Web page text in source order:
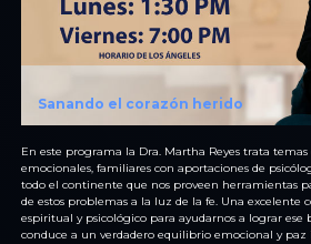
Sanando el corazón herido
En este programa la Dra. Martha Reyes trata
emocionales, familiares con aportaciones de
todo el continente que nos proveen herramientas
de estos problemas a la luz de la fe. Una excelente
espiritual y psicológico para ayudarnos a lograr ese
conduce a un verdadero equilibrio emocional y paz